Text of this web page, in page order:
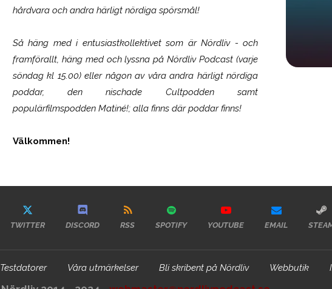
hårdvara och andra härligt nördiga spörsmål!
Så häng med i entusiastkollektivet som ärNördliv- och
framförallt, häng med och lyssna på Nördliv Podcast (varje
söndag kl 15.00) eller någon av våra andra härligt nördiga
poddar, den nischade Cultpodden samt
populärfilmspodden Matiné!; alla finns där poddar finns!
Välkommen!
TWITTER DISCORD RSS SPOTIFY YOUTUBE EMAIL
Testdatorer Våra utmärkelser Bli skribent på Nördliv Webbutik